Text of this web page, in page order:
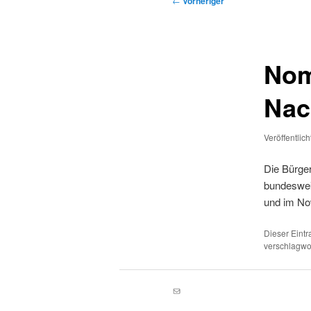
Die
und im
Dieser
E-Mail